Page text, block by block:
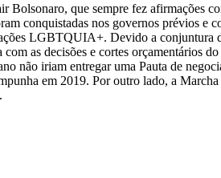
que sempre fez afirmações
conquistadas nos governos prévios e
LGBTQUIA+. Devido a
as decisões e cortes orçamentários
não iriam entregar uma Pauta de
em 2019. Por outro lado, a